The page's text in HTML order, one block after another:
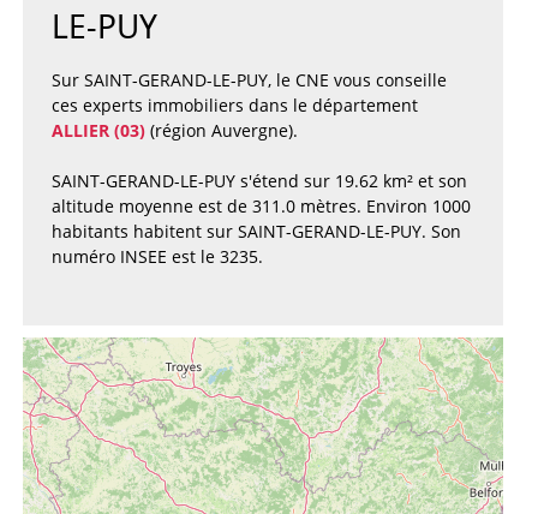
LE-PUY
Sur SAINT-GERAND-LE-PUY, le CNE vous conseille
ces experts immobiliers dans le département
ALLIER (03)(région Auvergne).
SAINT-GERAND-LE-PUY s'étend sur 19.62 km² et son
altitude moyenne est de 311.0 mètres. Environ 1000
habitants habitent sur SAINT-GERAND-LE-PUY. Son
numéro INSEE est le 3235.